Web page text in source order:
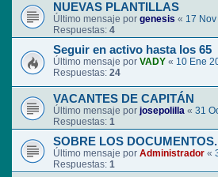
NUEVAS PLANTILLAS
Último mensaje por genesis « 17
Respuestas: 4
Seguir en activo hasta los 65
Último mensaje por VADY « 10 Ene
Respuestas: 24
VACANTES DE CAPITÁN
Último mensaje por josepolilla « 31
Respuestas: 1
SOBRE LOS
Último mensaje por Administrador «
Respuestas: 1